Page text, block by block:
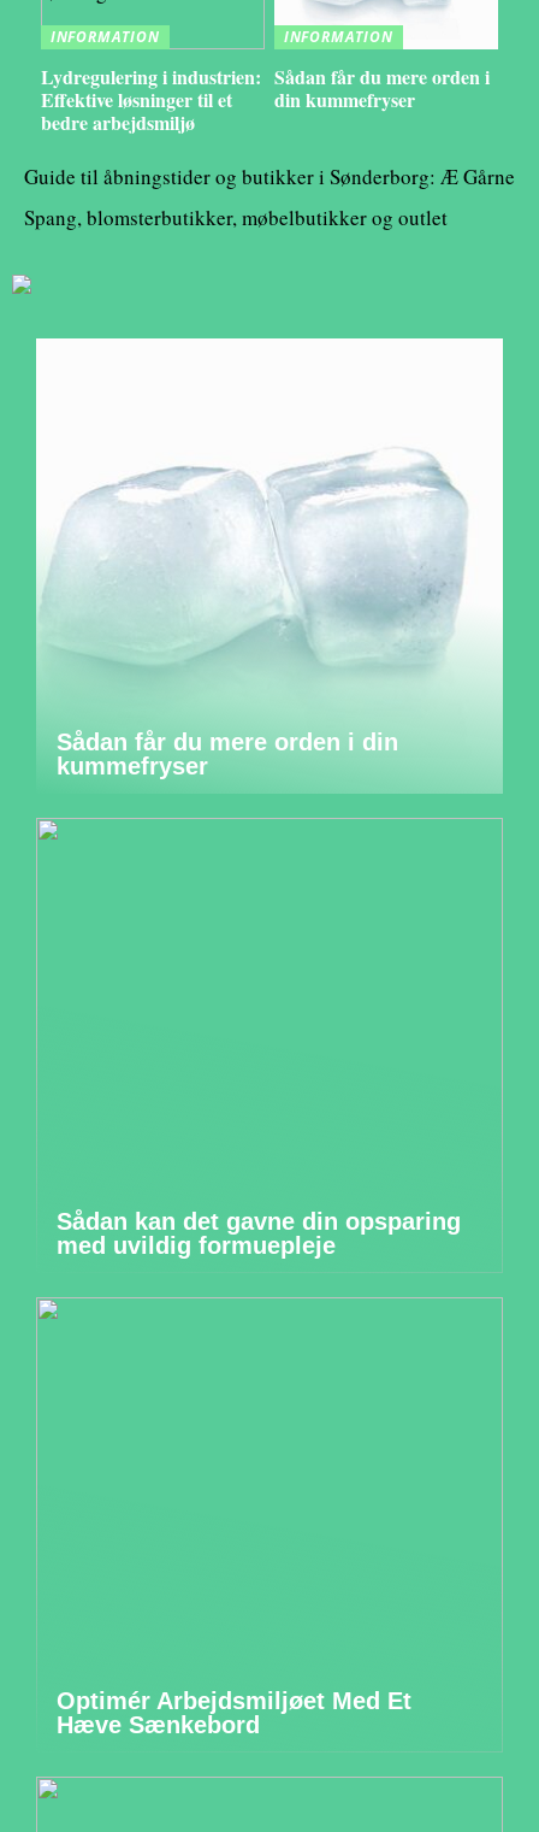
INFORMATION
Lydregulering i industrien:
Effektive løsninger til et
bedre arbejdsmiljø
INFORMATION
Sådan får du mere orden i
din kummefryser
Guide til åbningstider og butikker i Sønderborg: Æ Gårne
Spang, blomsterbutikker, møbelbutikker og outlet
Sådan får du mere orden i din
kummefryser
Sådan kan det gavne din opsparing
med uvildig formuepleje
Optimér Arbejdsmiljøet Med Et
Hæve Sænkebord